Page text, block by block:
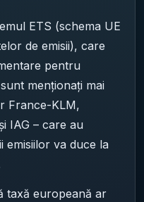
ETS (schema UE
de emisii), care
pentru
menționați mai
France-KLM,
IAG – care au
emisiilor va duce la
taxă europeană ar